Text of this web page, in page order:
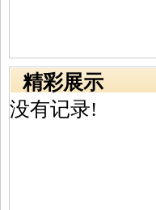
精彩展示
没有记录!